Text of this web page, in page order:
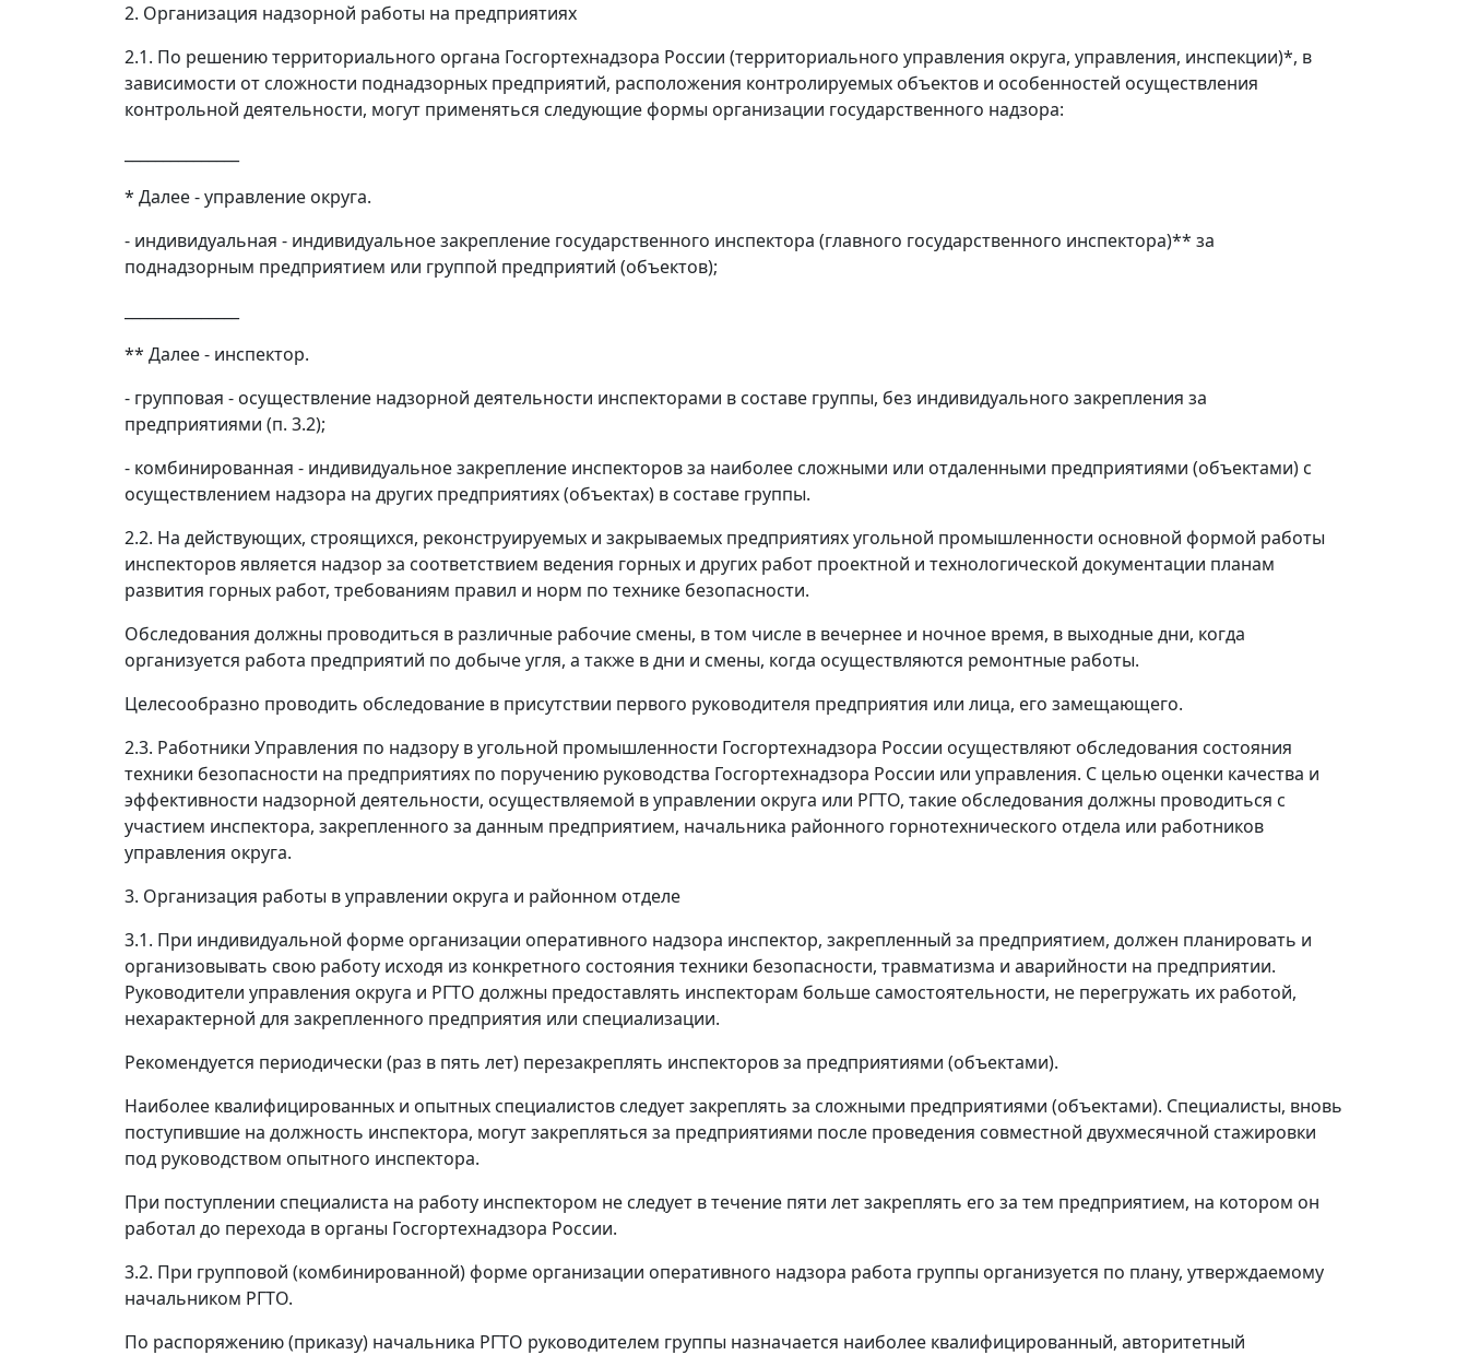
2. Организация надзорной работы на предприятиях
2.1. По решению территориального органа Госгортехнадзора России (территориального управления округа, управления, инспекции)*, в
зависимости от сложности поднадзорных предприятий, расположения контролируемых объектов и особенностей осуществления
контрольной деятельности, могут применяться следующие формы организации государственного надзора:
* Далее - управление округа.
- индивидуальная - индивидуальное закрепление государственного инспектора (главного государственного инспектора)** за
поднадзорным предприятием или группой предприятий (объектов);
** Далее - инспектор.
- групповая - осуществление надзорной деятельности инспекторами в составе группы, без индивидуального закрепления за
предприятиями (п. 3.2);
- комбинированная - индивидуальное закрепление инспекторов за наиболее сложными или отдаленными предприятиями (объектами) с
осуществлением надзора на других предприятиях (объектах) в составе группы.
2.2. На действующих, строящихся, реконструируемых и закрываемых предприятиях угольной промышленности основной формой работы
инспекторов является надзор за соответствием ведения горных и других работ проектной и технологической документации планам
развития горных работ, требованиям правил и норм по технике безопасности.
Обследования должны проводиться в различные рабочие смены, в том числе в вечернее и ночное время, в выходные дни, когда
организуется работа предприятий по добыче угля, а также в дни и смены, когда осуществляются ремонтные работы.
Целесообразно проводить обследование в присутствии первого руководителя предприятия или лица, его замещающего.
2.3. Работники Управления по надзору в угольной промышленности Госгортехнадзора России осуществляют обследования состояния
техники безопасности на предприятиях по поручению руководства Госгортехнадзора России или управления. С целью оценки качества и
эффективности надзорной деятельности, осуществляемой в управлении округа или РГТО, такие обследования должны проводиться с
участием инспектора, закрепленного за данным предприятием, начальника районного горнотехнического отдела или работников
управления округа.
3. Организация работы в управлении округа и районном отделе
3.1. При индивидуальной форме организации оперативного надзора инспектор, закрепленный за предприятием, должен планировать и
организовывать свою работу исходя из конкретного состояния техники безопасности, травматизма и аварийности на предприятии.
Руководители управления округа и РГТО должны предоставлять инспекторам больше самостоятельности, не перегружать их работой,
нехарактерной для закрепленного предприятия или специализации.
Рекомендуется периодически (раз в пять лет) перезакреплять инспекторов за предприятиями (объектами).
Наиболее квалифицированных и опытных специалистов следует закреплять за сложными предприятиями (объектами). Специалисты, вновь
поступившие на должность инспектора, могут закрепляться за предприятиями после проведения совместной двухмесячной стажировки
под руководством опытного инспектора.
При поступлении специалиста на работу инспектором не следует в течение пяти лет закреплять его за тем предприятием, на котором он
работал до перехода в органы Госгортехнадзора России.
3.2. При групповой (комбинированной) форме организации оперативного надзора работа группы организуется по плану, утверждаемому
начальником РГТО.
По распоряжению (приказу) начальника РГТО руководителем группы назначается наиболее квалифицированный, авторитетный